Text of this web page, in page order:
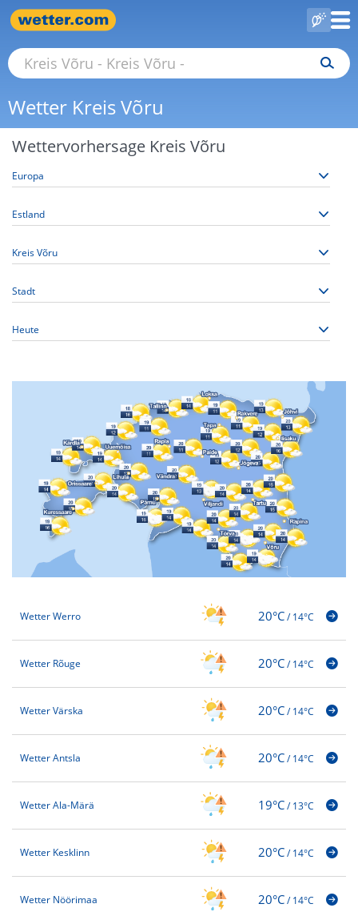
Wetter Kreis Võru
Wettervorhersage Kreis Võru
Wetter Werro 20°C/14°C
Wetter Rõuge 20°C/14°C
Wetter Värska 20°C/14°C
Wetter Antsla 20°C/14°C
Wetter Ala-Märä 19°C/13°C
Wetter Kesklinn 20°C/14°C
Wetter Nöörimaa 20°C/14°C